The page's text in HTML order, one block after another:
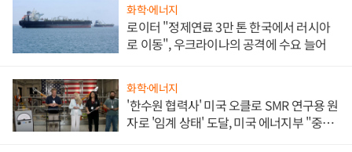
화학·에너지
로이터 "정제연료 3만 톤 한국에서 러시아
로 이동", 우크라이나의 공격에 수요 늘어
화학·에너지
'한수원 협력사' 미국 오클로 SMR 연구용 원
자로 '임계 상태' 도달, 미국 에너지부 "중요